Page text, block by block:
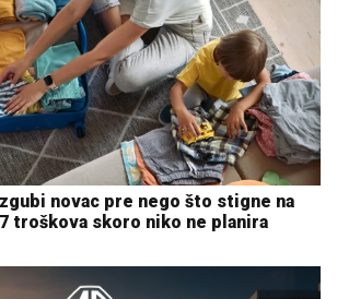
novac pre nego što stigne na
troškova skoro niko ne planira